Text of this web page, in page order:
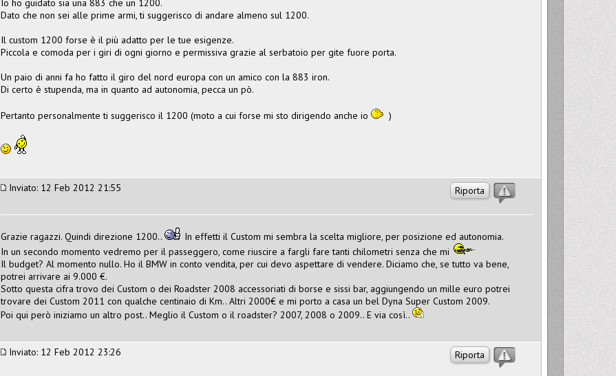
Io ho guidato sia una 883 che un 1200.
Dato che non sei alle prime armi, ti suggerisco di andare almeno sul 1200.
Il custom 1200 forse è il più adatto per le tue esigenze.
Piccola e comoda per i giri di ogni giorno e permissiva grazie al serbatoio per gite fuore porta.
Un paio di anni fa ho fatto il giro del nord europa con un amico con la 883 iron.
Di certo è stupenda, ma in quanto ad autonomia, pecca un pò.
Pertanto personalmente ti suggerisco il 1200 (moto a cui forse mi sto dirigendo anche io )
Riporta
Inviato: 12 Feb 2012 21:55
Grazie ragazzi. Quindi direzione 1200..
In effetti il Custom mi sembra la scelta migliore, per posizione ed autonomia.
In un secondo momento vedremo per il passeggero, come riuscire a fargli fare tanti chilometri senza che mi
Il budget? Al momento nullo. Ho il BMW in conto vendita, per cui devo aspettare di vendere. Diciamo che, se tutto va bene,
potrei arrivare ai 9.000 €.
Sotto questa cifra trovo dei Custom o dei Roadster 2008 accessoriati di borse e sissi bar, aggiungendo un mille euro potrei
trovare dei Custom 2011 con qualche centinaio di Km.. Altri 2000€ e mi porto a casa un bel Dyna Super Custom 2009.
Poi qui però iniziamo un altro post.. Meglio il Custom o il roadster? 2007, 2008 o 2009.. E via così..
Riporta
Inviato: 12 Feb 2012 23:26